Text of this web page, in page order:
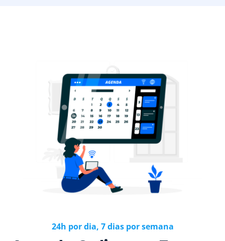
24h por dia, 7 dias por semana